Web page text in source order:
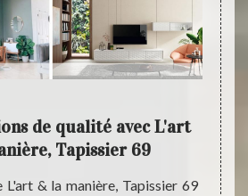
de qualité avec L'art
Tapissier 69
& la manière, Tapissier 69